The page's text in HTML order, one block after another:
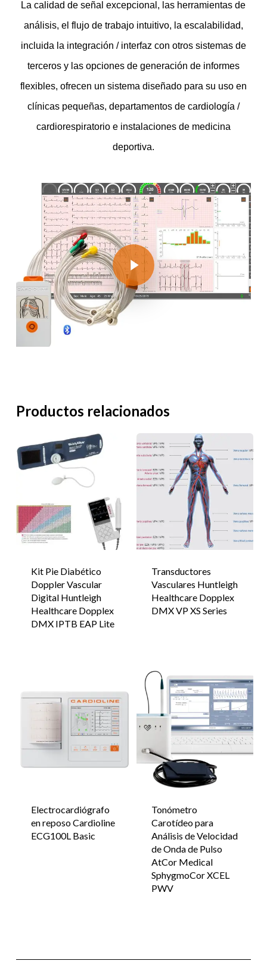
La calidad de señal excepcional, las herramientas de
análisis, el flujo de trabajo intuitivo, la escalabilidad,
incluida la integración / interfaz con otros sistemas de
terceros y las opciones de generación de informes
flexibles, ofrecen un sistema diseñado para su uso en
clínicas pequeñas, departamentos de cardiología /
cardiorespiratorio e instalaciones de medicina
deportiva.
Play Video
Productos relacionados
Kit Pie Diabético
Doppler Vascular
Digital Huntleigh
Healthcare Dopplex
DMX IPTB EAP Lite
Transductores
Vasculares Huntleigh
Healthcare Dopplex
DMX VP XS Series
Electrocardiógrafo
en reposo Cardioline
ECG100L Basic
Tonómetro
Carotídeo para
Análisis de Velocidad
de Onda de Pulso
AtCor Medical
SphygmoCor XCEL
PWV